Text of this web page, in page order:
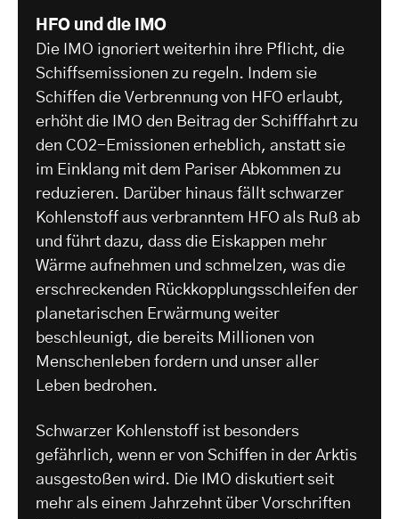
HFO und die IMO
Die IMO ignoriert weiterhin ihre Pflicht, die
Schiffsemissionen zu regeln. Indem sie
Schiffen die Verbrennung von HFO erlaubt,
erhöht die IMO den Beitrag der Schifffahrt zu
den CO2-Emissionen erheblich, anstatt sie
im Einklang mit dem Pariser Abkommen zu
reduzieren. Darüber hinaus fällt schwarzer
Kohlenstoff aus verbranntem HFO als Ruß ab
und führt dazu, dass die Eiskappen mehr
Wärme aufnehmen und schmelzen, was die
erschreckenden Rückkopplungsschleifen der
planetarischen Erwärmung weiter
beschleunigt, die bereits Millionen von
Menschenleben fordern und unser aller
Leben bedrohen.
Schwarzer Kohlenstoff ist besonders
gefährlich, wenn er von Schiffen in der Arktis
ausgestoßen wird. Die IMO diskutiert seit
mehr als einem Jahrzehnt über Vorschriften